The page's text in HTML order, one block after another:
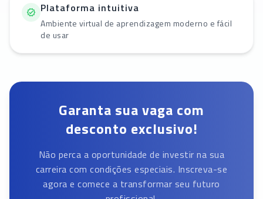
Plataforma intuitiva
Ambiente virtual de aprendizagem moderno e fácil
de usar
Garanta sua vaga com
desconto exclusivo!
Não perca a oportunidade de investir na sua
carreira com condições especiais. Inscreva-se
agora e comece a transformar seu futuro